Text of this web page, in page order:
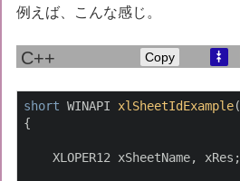
例えば、こんな感じ。
Copy
short WINAPI xlSheetIdExample(
{
    XLOPER12 xSheetName, xRes;